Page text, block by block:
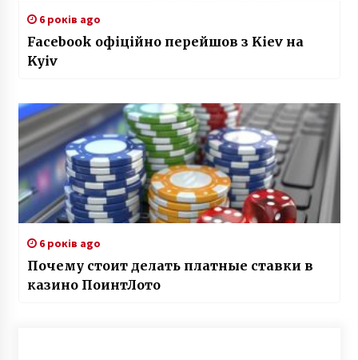
6 років ago
Facebook офіційно перейшов з Kiev на
Kyiv
6 років ago
Почему стоит делать платные ставки в
казино ПоинтЛото